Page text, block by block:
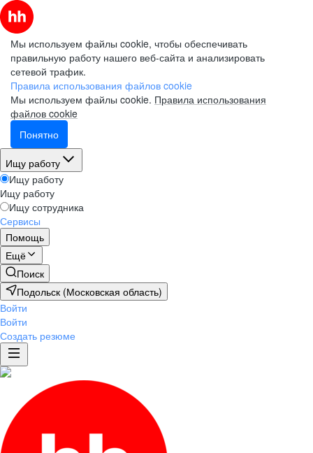
Мы используем файлы cookie, чтобы обеспечивать
правильную работу нашего веб-сайта и анализировать
сетевой трафик.
Правила использования файлов cookie
Мы используем файлы cookie. Правила использования
файлов cookie
Понятно
Ищу работу
Ищу работу
Ищу работу
Ищу сотрудника
Сервисы
Помощь
Ещё
Поиск
Подольск (Московская область)
Войти
Войти
Создать резюме